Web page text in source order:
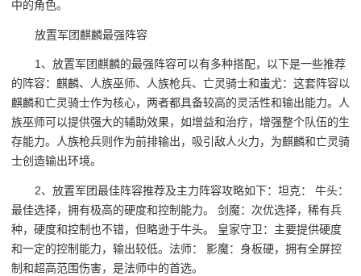
中的角色。
放置军团麒麟最强阵容
1、放置军团麒麟的最强阵容可以有多种搭配，以下是一些推荐
的阵容：麒麟、人族巫师、人族枪兵、亡灵骑士和蚩尤：这套阵容以
麒麟和亡灵骑士作为核心，两者都具备较高的灵活性和输出能力。人
族巫师可以提供强大的辅助效果，如增益和治疗，增强整个队伍的生
存能力。人族枪兵则作为前排输出，吸引敌人火力，为麒麟和亡灵骑
士创造输出环境。
2、放置军团最佳阵容推荐及主力阵容攻略如下：坦克： 牛头：
最佳选择，拥有极高的硬度和控制能力。 剑魔：次优选择，稀有兵
种，硬度和控制也不错，但略逊于牛头。 皇家守卫：主要提供硬度
和一定的控制能力，输出较低。法师： 影魔：身板硬，拥有全屏控
制和超高范围伤害，是法师中的首选。